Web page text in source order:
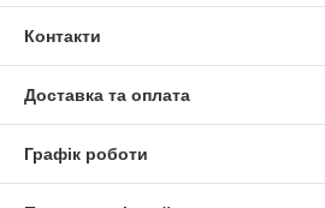
Контакти
Доставка та оплата
Графік роботи